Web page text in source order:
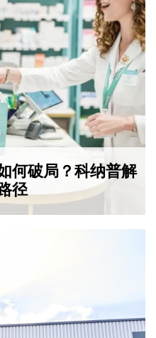
何破局？科纳普解
径